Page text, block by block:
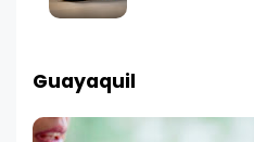
Guayaquil